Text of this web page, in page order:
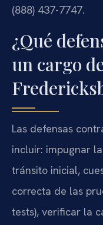
(888) 437-7747.
¿Qué
un cargo
Las defensas
incluir: impugnar
tránsito inicial,
correcta de las
tests), verificar la